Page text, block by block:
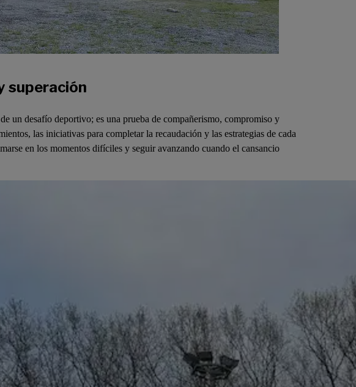
superación
un desafío deportivo; es una prueba de compañerismo, compromiso y
las iniciativas para completar la recaudación y las estrategias de cada
en los momentos difíciles y seguir avanzando cuando el cansancio